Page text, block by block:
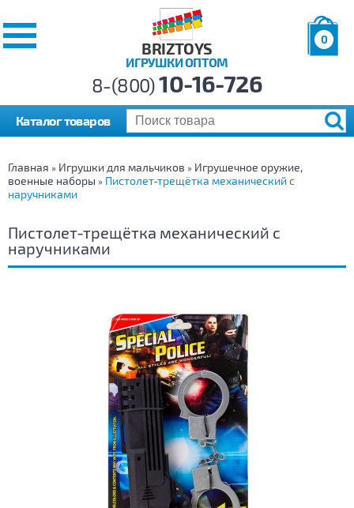
BRIZTOYS
ИГРУШКИ ОПТОМ
0
р.
8-(800)10-16-726
Каталог товаров
Главная » Игрушки для мальчиков » Игрушечное оружие,
военные наборы » Пистолет-трещётка механический с
наручниками
Пистолет-трещётка механический с
наручниками